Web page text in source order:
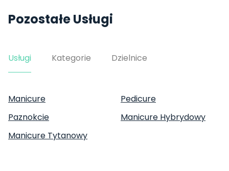
Pozostałe Usługi
Usługi Kategorie Dzielnice
Manicure
Pedicure
Paznokcie
Manicure Hybrydowy
Manicure Tytanowy